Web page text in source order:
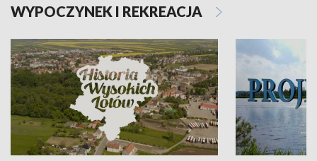
WYPOCZYNEK I REKREACJA